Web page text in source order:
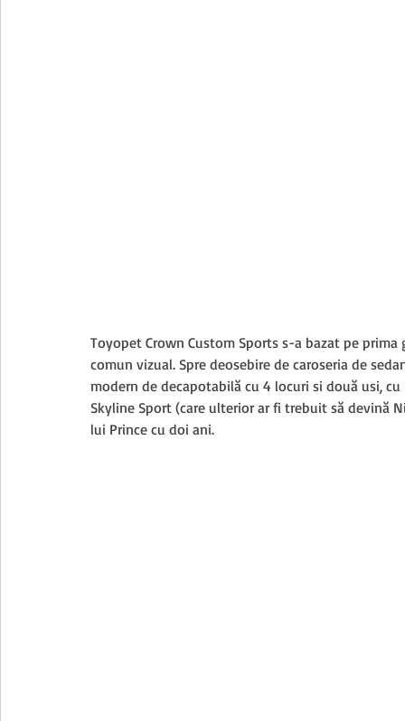
Toyopet Crown Custom Sports s-a bazat pe
comun vizual. Spre deosebire de caroseria de
modern de decapotabilă cu 4 locuri si două uși,
Skyline Sport (care ulterior ar fi trebuit să devină
lui Prince cu doi ani.